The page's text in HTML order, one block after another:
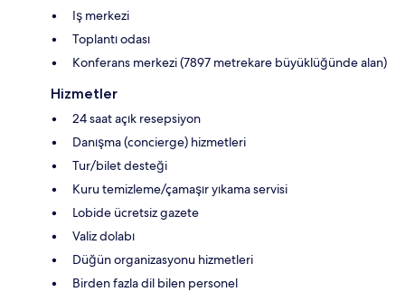
Iş merkezi
Toplantı odası
Konferans merkezi (7897 metrekare büyüklüğünde alan)
Hizmetler
24 saat açık resepsiyon
Danışma (concierge) hizmetleri
Tur/bilet desteği
Kuru temizleme/çamaşır yıkama servisi
Lobide ücretsiz gazete
Valiz dolabı
Düğün organizasyonu hizmetleri
Birden fazla dil bilen personel